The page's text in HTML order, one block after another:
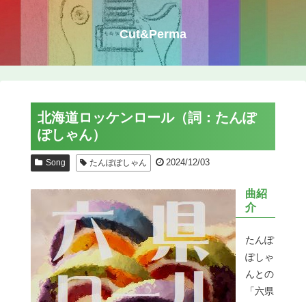
Cut&Perma
北海道ロッケンロール（詞：たんぽ
ぽしゃん）
Song たんぽぽしゃん 2024/12/03
曲紹
介
たんぽ
ぽしゃ
んとの
「六県